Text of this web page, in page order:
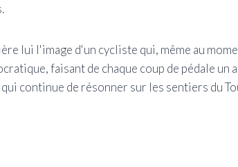
lui l'image d'un cycliste qui, même au
faisant de chaque coup de pédale un
continue de résonner sur les sentiers du